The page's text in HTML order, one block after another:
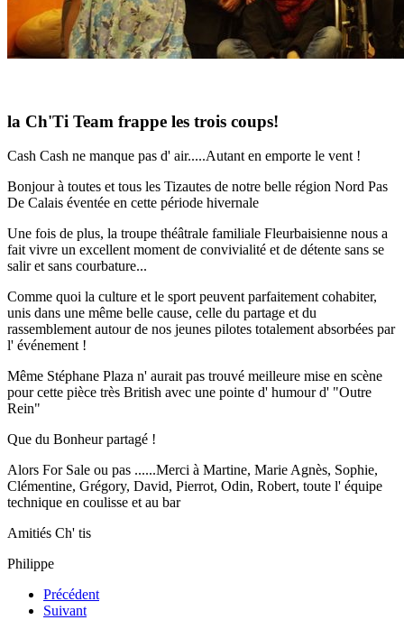
la Ch'Ti Team frappe les trois coups!
Cash Cash ne manque pas d' air.....Autant en emporte le vent !
Bonjour à toutes et tous les Tizautes de notre belle région Nord Pas
De Calais éventée en cette période hivernale
Une fois de plus, la troupe théâtrale familiale Fleurbaisienne nous a
fait vivre un excellent moment de convivialité et de détente sans se
salir et sans courbature...
Comme quoi la culture et le sport peuvent parfaitement cohabiter,
unis dans une même belle cause, celle du partage et du
rassemblement autour de nos jeunes pilotes totalement absorbées par
l' événement !
Même Stéphane Plaza n' aurait pas trouvé meilleure mise en scène
pour cette pièce très British avec une pointe d' humour d' "Outre
Rein"
Que du Bonheur partagé !
Alors For Sale ou pas ......Merci à Martine, Marie Agnès, Sophie,
Clémentine, Grégory, David, Pierrot, Odin, Robert, toute l' équipe
technique en coulisse et au bar
Amitiés Ch' tis
Philippe
Précédent
Suivant